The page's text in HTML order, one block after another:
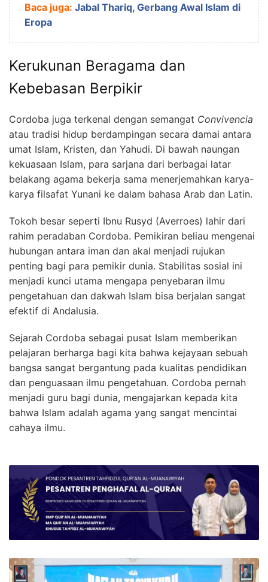
Baca juga: Jabal Thariq, Gerbang Awal Islam di
Eropa
Kerukunan Beragama dan
Kebebasan Berpikir
Cordoba juga terkenal dengan semangat Convivencia
atau tradisi hidup berdampingan secara damai antara
umat Islam, Kristen, dan Yahudi. Di bawah naungan
kekuasaan Islam, para sarjana dari berbagai latar
belakang agama bekerja sama menerjemahkan karya-
karya filsafat Yunani ke dalam bahasa Arab dan Latin.
Tokoh besar seperti Ibnu Rusyd (Averroes) lahir dari
rahim peradaban Cordoba. Pemikiran beliau mengenai
hubungan antara iman dan akal menjadi rujukan
penting bagi para pemikir dunia. Stabilitas sosial ini
menjadi kunci utama mengapa penyebaran ilmu
pengetahuan dan dakwah Islam bisa berjalan sangat
efektif di Andalusia.
Sejarah Cordoba sebagai pusat Islam memberikan
pelajaran berharga bagi kita bahwa kejayaan sebuah
bangsa sangat bergantung pada kualitas pendidikan
dan penguasaan ilmu pengetahuan. Cordoba pernah
menjadi guru bagi dunia, mengajarkan kepada kita
bahwa Islam adalah agama yang sangat mencintai
cahaya ilmu.